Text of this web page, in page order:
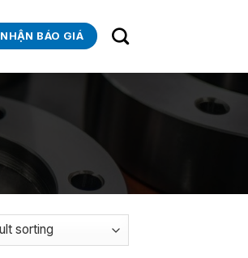
NHẬN BÁO GIÁ